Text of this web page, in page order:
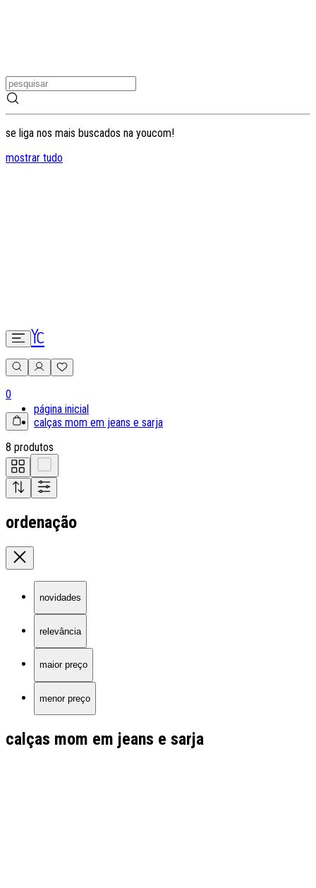
se liga nos mais buscados na youcom!
mostrar tudo
0
página inicial
calças mom em jeans e sarja
8 produtos
ordenação
novidades
relevância
maior preço
menor preço
calças mom em jeans e sarja